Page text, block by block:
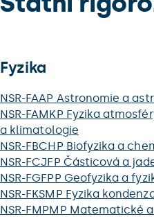
Fyzika
NSR-FAAP Astronomie a
NSR-FAMKP Fyzika
a klimatologie
NSR-FBCHP Biofyzika a
NSR-FCJFP Částicová a
NSR-FGFPP Geofyzika a
NSR-FKSMP Fyzika
NSR-FMPMP Matematické